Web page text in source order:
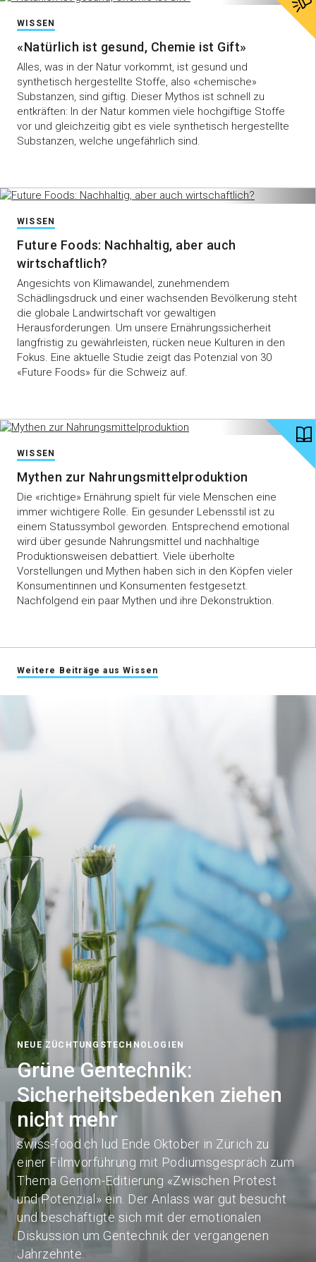
WISSEN
«Natürlich ist gesund, Chemie ist Gift»
Alles, was in der Natur vorkommt, ist gesund und
synthetisch hergestellte Stoffe, also «chemische»
Substanzen, sind giftig. Dieser Mythos ist schnell zu
entkräften: In der Natur kommen viele hochgiftige Stoffe
vor und gleichzeitig gibt es viele synthetisch hergestellte
Substanzen, welche ungefährlich sind.
WISSEN
Future Foods: Nachhaltig, aber auch
wirtschaftlich?
Angesichts von Klimawandel, zunehmendem
Schädlingsdruck und einer wachsenden Bevölkerung steht
die globale Landwirtschaft vor gewaltigen
Herausforderungen. Um unsere Ernährungssicherheit
langfristig zu gewährleisten, rücken neue Kulturen in den
Fokus. Eine aktuelle Studie zeigt das Potenzial von 30
«Future Foods» für die Schweiz auf.
WISSEN
Mythen zur Nahrungsmittelproduktion
Die «richtige» Ernährung spielt für viele Menschen eine
immer wichtigere Rolle. Ein gesunder Lebensstil ist zu
einem Statussymbol geworden. Entsprechend emotional
wird über gesunde Nahrungsmittel und nachhaltige
Produktionsweisen debattiert. Viele überholte
Vorstellungen und Mythen haben sich in den Köpfen vieler
Konsumentinnen und Konsumenten festgesetzt.
Nachfolgend ein paar Mythen und ihre Dekonstruktion.
Weitere Beiträge aus Wissen
NEUE ZÜCHTUNGSTECHNOLOGIEN
Grüne Gentechnik:
Sicherheitsbedenken ziehen
nicht mehr
swiss-food.ch lud Ende Oktober in Zürich zu
einer Filmvorführung mit Podiumsgespräch zum
Thema Genom-Editierung «Zwischen Protest
und Potenzial» ein. Der Anlass war gut besucht
und beschäftigte sich mit der emotionalen
Diskussion um Gentechnik der vergangenen
Jahrzehnte.